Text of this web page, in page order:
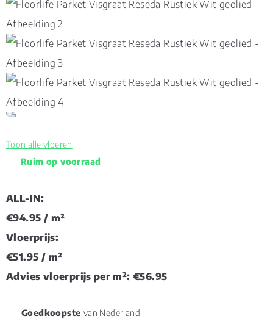
Toon alle vloeren
Ruim op voorraad
ALL-IN:
€94.95 / m²
Vloerprijs:
€51.95 / m²
Advies vloerprijs per m²: €56.95
Goedkoopste van Nederland